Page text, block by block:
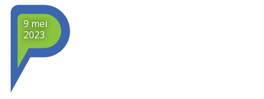
9 mei
2023